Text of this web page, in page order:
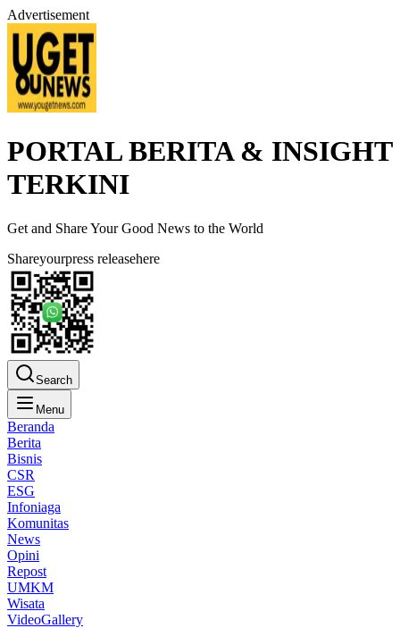
Advertisement
PORTAL BERITA & INSIGHT
TERKINI
Get and Share Your Good News to the World
Shareyourpress releasehere
Search
Menu
Beranda
Berita
Bisnis
CSR
ESG
Infoniaga
Komunitas
News
Opini
Repost
UMKM
Wisata
VideoGallery